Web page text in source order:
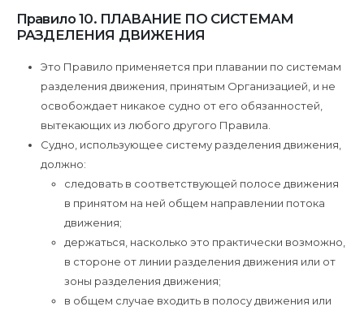
Правило 10. ПЛАВАНИЕ ПО СИСТЕМАМ
РАЗДЕЛЕНИЯ ДВИЖЕНИЯ
Это Правило применяется при плавании по системам
разделения движения, принятым Организацией, и не
освобождает никакое судно от его обязанностей,
вытекающих из любого другого Правила.
Судно, использующее систему разделения движения,
должно:
следовать в соответствующей полосе движения
в принятом на ней общем направлении потока
движения;
держаться, насколько это практически возможно,
в стороне от линии разделения движения или от
зоны разделения движения;
в общем случае входить в полосу движения или